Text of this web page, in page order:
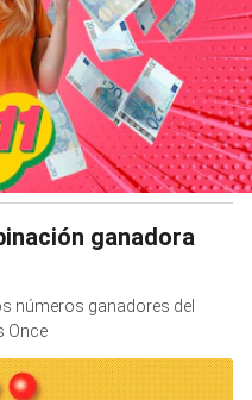
ganadora
números ganadores del
Once